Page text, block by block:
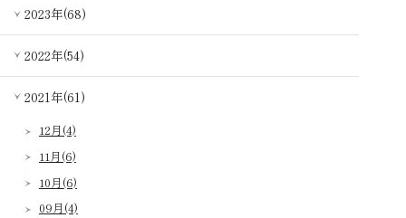
2023年(68)
2022年(54)
2021年(61)
12月(4)
11月(6)
10月(6)
09月(4)